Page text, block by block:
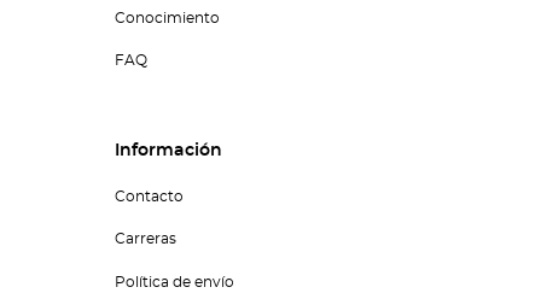
Conocimiento
FAQ
Información
Contacto
Carreras
Política de envío